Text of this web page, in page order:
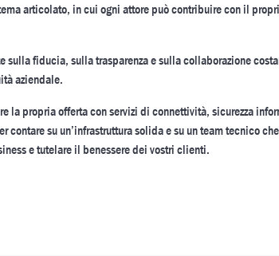
articolato, in cui ogni attore può contribuire con il
sulla fiducia, sulla trasparenza e sulla collaborazione
aziendale.
la propria offerta con servizi di connettività, sicurezza
contare su un’infrastruttura solida e su un team tecnico
e tutelare il benessere dei vostri clienti.